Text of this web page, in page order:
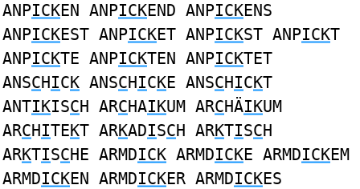
ANPICKEN ANPICKEND ANPICKENS
ANPICKEST ANPICKET ANPICKST ANPICKT
ANPICKTE ANPICKTEN ANPICKTET
ANSCHICK ANSCHICKE ANSCHICKT
ANTIKISCH ARCHAIKUM ARCHÄIKUM
ARCHITEKT ARKADISCH ARKTISCH
ARKTISCHE ARMDICK ARMDICKE ARMDICKEM
ARMDICKEN ARMDICKER ARMDICKES